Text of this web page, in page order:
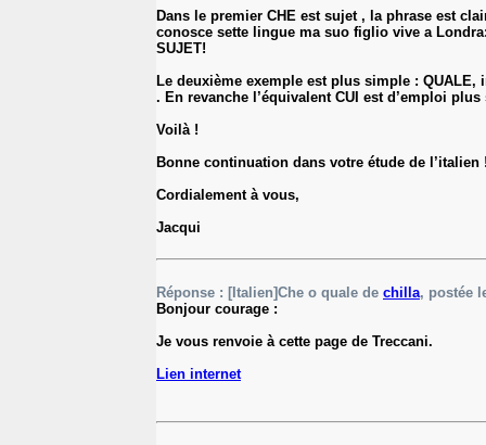
Dans le premier CHE est sujet , la phrase est
conosce sette lingue ma suo figlio vive a
SUJET!
Le deuxième exemple est plus simple :
. En revanche l’équivalent CUI est d’emploi
Voilà !
Bonne continuation dans votre étude de l’italien !
Cordialement à vous,
Jacqui
Réponse : [Italien]Che o quale de chilla, postée
Bonjour courage :
Je vous renvoie à cette page de Treccani.
Lien internet